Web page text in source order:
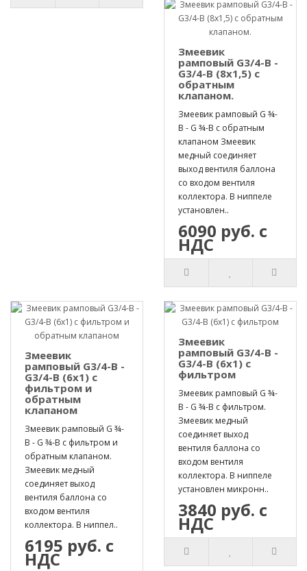
Змеевик
рамповый G3/4-B -
G3/4-B (8х1,5) с
обратным
клапаном.
Змеевик рамповый G ¾-
B - G ¾-B с обратным
клапаном Змеевик
медный соединяет
выход вентиля баллона
со входом вентиля
коллектора. В ниппеле
установлен..
6090 руб. с
НДС
Змеевик
рамповый G3/4-B -
G3/4-B (6х1) с
фильтром и
обратным
клапаном
Змеевик рамповый G ¾-
B - G ¾-B с фильтром и
обратным клапаном.
Змеевик медный
соединяет выход
вентиля баллона со
входом вентиля
коллектора. В ниппел..
6195 руб. с
НДС
Змеевик
рамповый G3/4-B -
G3/4-B (6х1) с
фильтром
Змеевик рамповый G ¾-
B - G ¾-B с фильтром.
Змеевик медный
соединяет выход
вентиля баллона со
входом вентиля
коллектора. В ниппеле
установлен микронн..
3840 руб. с
НДС